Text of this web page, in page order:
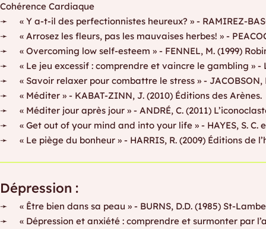
Cohérence Cardiaque
➛ « Y a-t-il des perfectionnistes heureux? » - RAMIREZ-
➛ « Arrosez les fleurs, pas les mauvaises herbes! » -
➛ « Overcoming low self-esteem » - FENNEL, M. (1999)
➛ « Le jeu excessif : comprendre et vaincre le gambling » -
➛ « Savoir relaxer pour combattre le stress » - JACOBSON,
➛ « Méditer » - KABAT-ZINN, J. (2010) Éditions des Arènes.
➛ « Méditer jour après jour » - ANDRÉ, C. (2011)
➛ « Get out of your mind and into your life » - HAYES, S. C.
➛ « Le piège du bonheur » - HARRIS, R. (2009) Éditions de
Dépression :
➛ « Être bien dans sa peau » - BURNS, D.D. (1985) St-
➛ « Dépression et anxiété : comprendre et surmonter par